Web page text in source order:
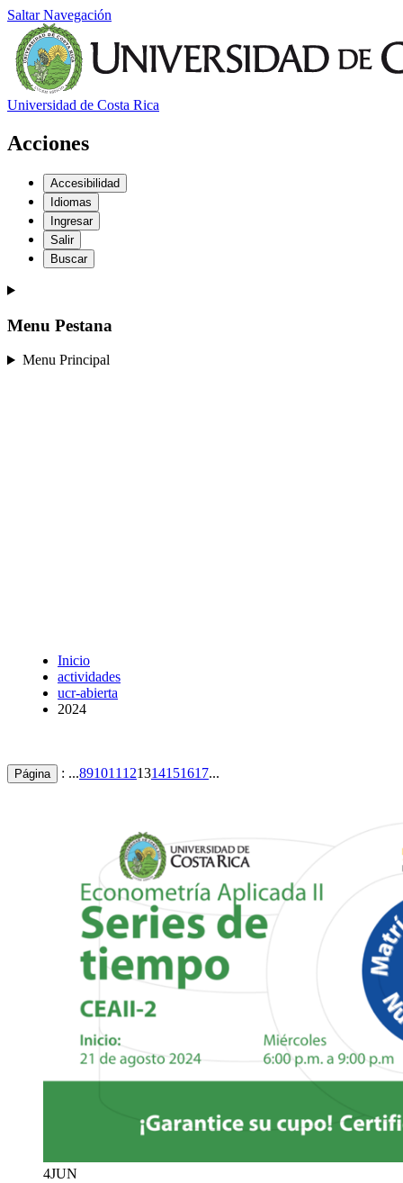
Saltar Navegación
Universidad de Costa Rica
Acciones
Accesibilidad
Idiomas
Ingresar
Salir
Buscar
Menu Pestana
Menu Principal
Inicio
actividades
ucr-abierta
2024
Página : ...891011 121314151617...
4JUN